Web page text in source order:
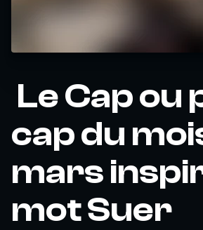
Le Cap ou
cap du
mars
mot Suer